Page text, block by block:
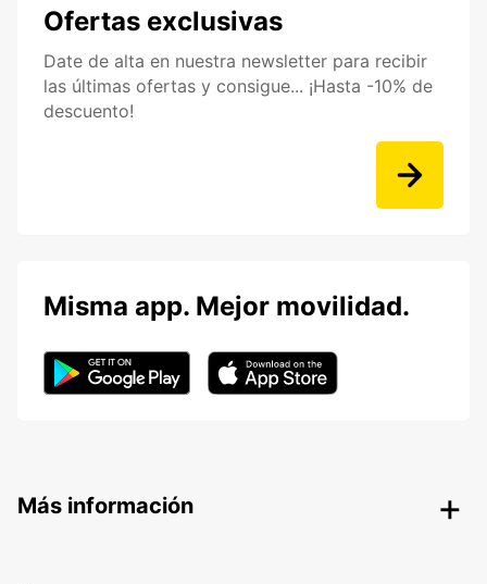
Ofertas exclusivas
Date de alta en nuestra newsletter para recibir
las últimas ofertas y consigue... ¡Hasta -10% de
descuento!
Misma app. Mejor movilidad.
Más información